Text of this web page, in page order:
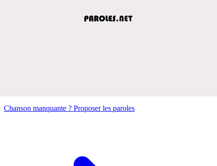
Chanson manquante ? Proposer les paroles